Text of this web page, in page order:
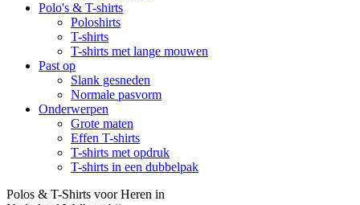
Polo's & T-shirts
Poloshirts
T-shirts
T-shirts met lange mouwen
Past op
Slank gesneden
Normale pasvorm
Onderwerpen
Grote maten
Effen T-shirts
T-shirts met opdruk
T-shirts in een dubbelpak
Polos & T-Shirts voor Heren in